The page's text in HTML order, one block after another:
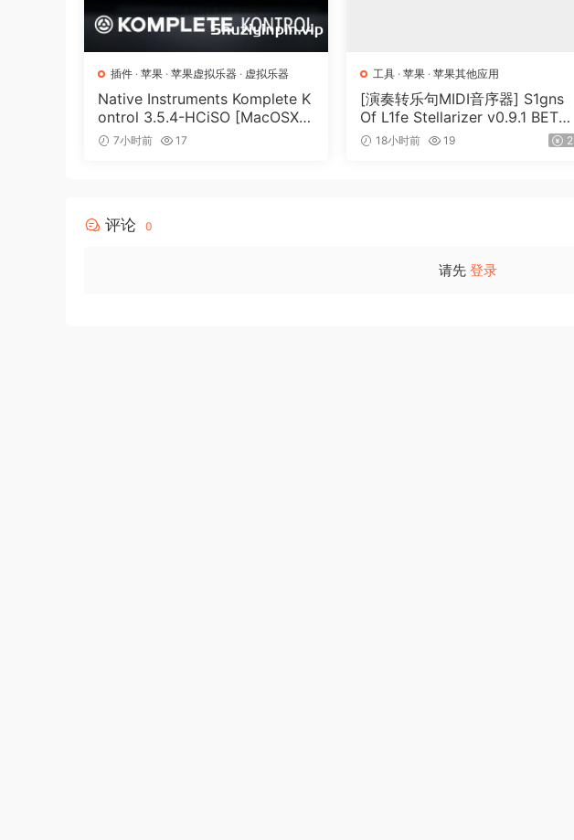
插件 · 苹果 · 苹果虚拟乐器 · 虚拟乐器
Native Instruments Komplete K
ontrol 3.5.4-HCiSO [MacOSX]
（ 823.17MB）
7小时前 17
工具· 苹果· 苹果其他应用
[演奏转乐句MIDI音序器] S1gns
Of L1fe Stellarizer v0.9.1 BETA-
ARCADiA [WiN, MacOSX]（22
18小时前 19 2
评论 0
请先 登录